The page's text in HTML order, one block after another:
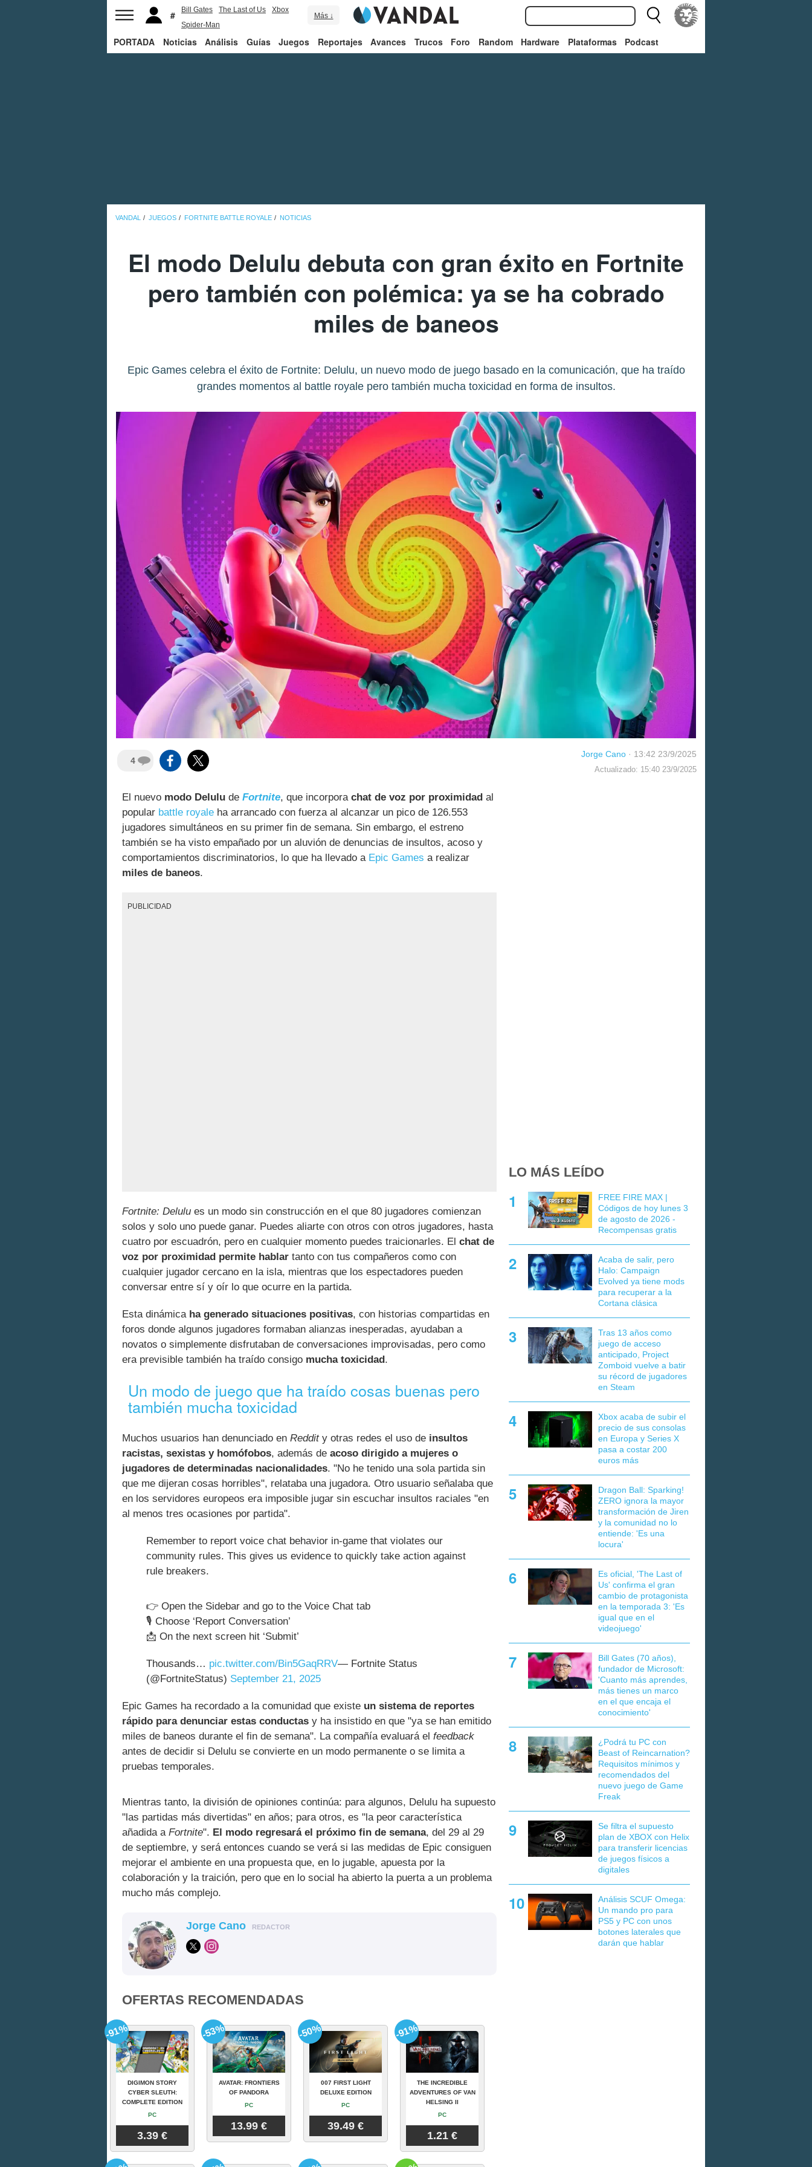
Bill Gates The Last of Us
Xbox
Spider-Man
Más ↓
PORTADA Noticias Análisis Guías Juegos Reportajes Avances Trucos Foro Random Hardware Plataformas Podcast
VANDAL JUEGOS FORTNITE BATTLE ROYALE NOTICIAS
El modo Delulu debuta con gran éxito en Fortnite
pero también con polémica: ya se ha cobrado
miles de baneos
Epic Games celebra el éxito de Fortnite: Delulu, un nuevo modo de juego basado en la comunicación, que ha traído
grandes momentos al battle royale pero también mucha toxicidad en forma de insultos.
4
Jorge Cano · 13:42 23/9/2025
Actualizado: 15:40 23/9/2025
El nuevo modo Delulu de Fortnite, que incorpora chat de voz por proximidad al
popular battle royale ha arrancado con fuerza al alcanzar un pico de 126.553
jugadores simultáneos en su primer fin de semana. Sin embargo, el estreno
también se ha visto empañado por un aluvión de denuncias de insultos, acoso y
comportamientos discriminatorios, lo que ha llevado a Epic Games a realizar
miles de baneos.
PUBLICIDAD
Fortnite: Delulu es un modo sin construcción en el que 80 jugadores comienzan
solos y solo uno puede ganar. Puedes aliarte con otros con otros jugadores, hasta
cuatro por escuadrón, pero en cualquier momento puedes traicionarles. El chat de
voz por proximidad permite hablar tanto con tus compañeros como con
cualquier jugador cercano en la isla, mientras que los espectadores pueden
conversar entre sí y oír lo que ocurre en la partida.
Esta dinámica ha generado situaciones positivas, con historias compartidas en
foros donde algunos jugadores formaban alianzas inesperadas, ayudaban a
novatos o simplemente disfrutaban de conversaciones improvisadas, pero como
era previsible también ha traído consigo mucha toxicidad .
Un modo de juego que ha traído cosas buenas pero
también mucha toxicidad
Muchos usuarios han denunciado en Reddity otras redes el uso de insultos
racistas, sexistas y homófobos, además de acoso dirigido a mujeres o
jugadores de determinadas nacionalidades. "No he tenido una sola partida sin
que me dijeran cosas horribles", relataba una jugadora. Otro usuario señalaba que
en los servidores europeos era imposible jugar sin escuchar insultos raciales "en
al menos tres ocasiones por partida".
Remember to report voice chat behavior in-game that violates our
community rules. This gives us evidence to quickly take action against
rule breakers.
👉 Open the Sidebar and go to the Voice Chat tab
🎙️ Choose ‘Report Conversation’
📩 On the next screen hit ‘Submit’
Thousands… pic.twitter.com/Bin5GaqRRV— Fortnite Status
(@FortniteStatus) September 21, 2025
Epic Games ha recordado a la comunidad que existe un sistema de reportes
rápido para denunciar estas conductas y ha insistido en que "ya se han emitido
miles de baneos durante el fin de semana". La compañía evaluará el feedback
antes de decidir si Delulu se convierte en un modo permanente o se limita a
pruebas temporales.
Mientras tanto, la división de opiniones continúa: para algunos, Delulu ha supuesto
"las partidas más divertidas" en años; para otros, es "la peor característica
añadida a Fortnite". El modo regresará el próximo fin de semana, del 29 al 29
de septiembre, y será entonces cuando se verá si las medidas de Epic consiguen
mejorar el ambiente en una propuesta que, en lo jugable, apuesta por la
colaboración y la traición, pero que en lo social ha abierto la puerta a un problema
mucho más complejo.
Jorge Cano REDACTOR
OFERTAS RECOMENDADAS
DIGIMON STORY
CYBER SLEUTH:
COMPLETE EDITION
PC
3.39 €
-91%
AVATAR: FRONTIERS
OF PANDORA
PC
13.99 €
-53%
007 FIRST LIGHT
DELUXE EDITION
PC
39.49 €
-50%
THE INCREDIBLE
ADVENTURES OF VAN
HELSING II
PC
1.21 €
-91%
LO MÁS LEÍDO
FREE FIRE MAX |
Códigos de hoy lunes 3
de agosto de 2026 -
Recompensas gratis
Acaba de salir, pero
Halo: Campaign
Evolved ya tiene mods
para recuperar a la
Cortana clásica
Tras 13 años como
juego de acceso
anticipado, Project
Zomboid vuelve a batir
su récord de jugadores
en Steam
Xbox acaba de subir el
precio de sus consolas
en Europa y Series X
pasa a costar 200
euros más
Dragon Ball: Sparking!
ZERO ignora la mayor
transformación de Jiren
y la comunidad no lo
entiende: 'Es una
locura'
Es oficial, 'The Last of
Us' confirma el gran
cambio de protagonista
en la temporada 3: 'Es
igual que en el
videojuego'
Bill Gates (70 años),
fundador de Microsoft:
'Cuanto más aprendes,
más tienes un marco
en el que encaja el
conocimiento'
¿Podrá tu PC con
Beast of Reincarnation?
Requisitos mínimos y
recomendados del
nuevo juego de Game
Freak
Se filtra el supuesto
plan de XBOX con Helix
para transferir licencias
de juegos físicos a
digitales
Análisis SCUF Omega:
Un mando pro para
PS5 y PC con unos
botones laterales que
darán que hablar